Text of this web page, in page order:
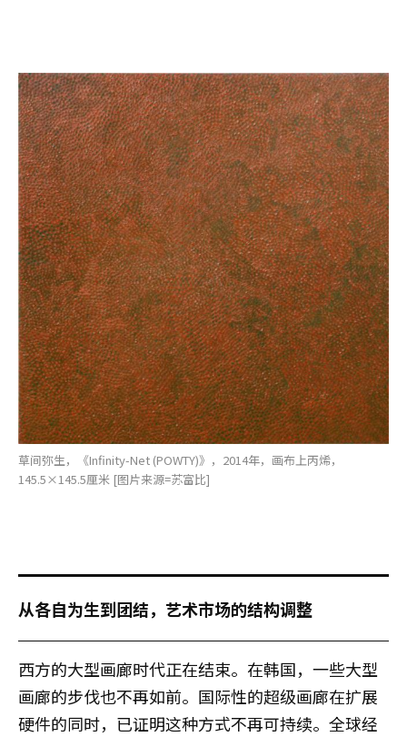
草间弥生，《Infinity-Net (POWTY)》，2014年，画布上丙烯，
145.5×145.5厘米 [图片来源=苏富比]
从各自为生到团结，艺术市场的结构调整
西方的大型画廊时代正在结束。在韩国，一些大型
画廊的步伐也不再如前。国际性的超级画廊在扩展
硬件的同时，已证明这种方式不再可持续。全球经